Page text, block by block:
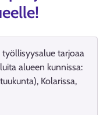
tarjoaa
alueen kunnissa:
Kolarissa,